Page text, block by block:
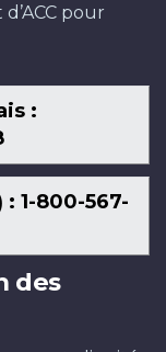
pour
:
1-800-567-
des